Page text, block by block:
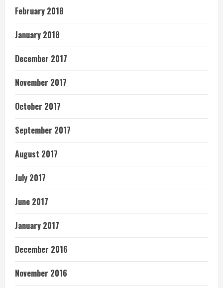
February 2018
January 2018
December 2017
November 2017
October 2017
September 2017
August 2017
July 2017
June 2017
January 2017
December 2016
November 2016